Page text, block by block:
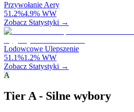
Przywołanie Aery
51.2%4.9% WW
Zobacz Statystyki →
Lodowcowe Ulepszenie
51.1%1.2% WW
Zobacz Statystyki →
A
Tier A - Silne wybory